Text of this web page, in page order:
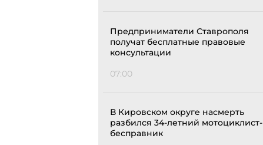
Предприниматели Ставрополя
получат бесплатные правовые
консультации
07:00
В Кировском округе насмерть
разбился 34-летний мотоциклист-
бесправник